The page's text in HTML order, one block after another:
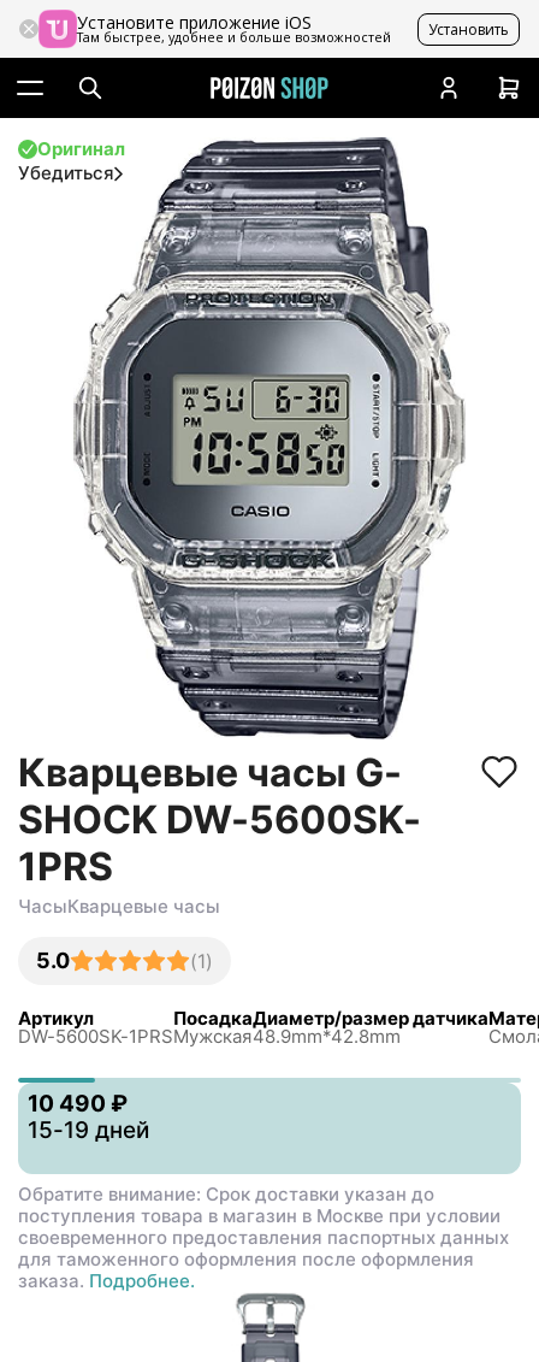
Установите приложение iOS
Там быстрее, удобнее и больше возможностей Установить
Оригинал
Убедиться
Кварцевые часы G-
SHOCK DW-5600SK-
1PRS
ЧасыКварцевые часы
5.0 (1)
Артикул
DW-5600SK-1PRS
Посадка
Мужская
Диаметр/размер датчика
48.9mm*42.8mm
10 490 ₽
15-19 дней
Обратите внимание: Срок доставки указан до
поступления товара в магазин в Москве при условии
своевременного предоставления паспортных данных
для таможенного оформления после оформления
заказа. Подробнее.